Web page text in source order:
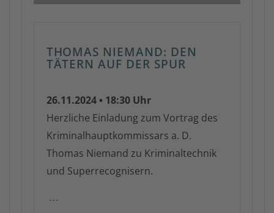
THOMAS NIEMAND: DEN
TÄTERN AUF DER SPUR
26.11.2024 • 18:30 Uhr
Herzliche Einladung zum Vortrag des
Kriminalhauptkommissars a. D.
Thomas Niemand zu Kriminaltechnik
und Superrecognisern.
…